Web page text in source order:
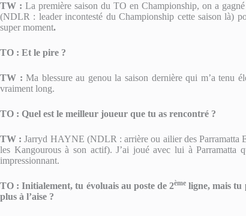
TW : La première saison du TO en Championship, on a
(NDLR : leader incontesté du Championship cette saison là)
super moment.
TO : Et le pire ?
TW :Ma blessure au genou la saison dernière qui m’a tenu
vraiment long.
TO : Quel est le meilleur joueur que tu as rencontré ?
TW :Jarryd HAYNE (NDLR : arrière ou ailier des Parramatta
les Kangourous à son actif). J’ai joué avec lui à
impressionnant.
TO : Initialement, tu évoluais au poste de 2ème ligne, mais tu
plus à l’aise ?